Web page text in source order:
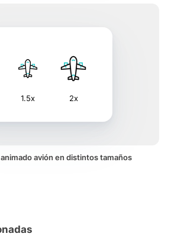
1.5x 2x
avión en distintos tamaños